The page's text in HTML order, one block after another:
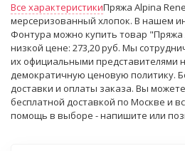
Все характеристикиПряжа Alpina
мерсеризованный хлопок. В нашем
Фонтура можно купить товар "Пряжа
низкой цене: 273,20 руб. Мы
их официальными представителями
демократичную ценовую политику.
доставки и оплаты заказа. Вы
бесплатной доставкой по Москве и
помощь в выборе - напишите или